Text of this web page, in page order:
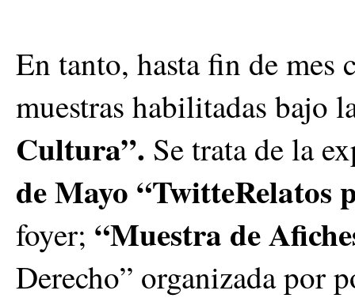
En tanto, hasta fin de
muestras habilitadas bajo
Cultura”. Se trata de la
de Mayo
foyer; “Muestra de
Derecho” organizada por